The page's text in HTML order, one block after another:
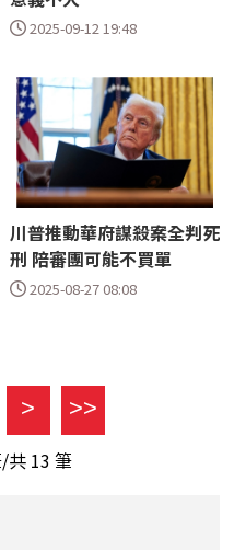
2025-09-12 19:48
川普推動華府謀殺案全判死
刑 陪審團可能不買單
2025-08-27 08:08
> >>
共 13 筆